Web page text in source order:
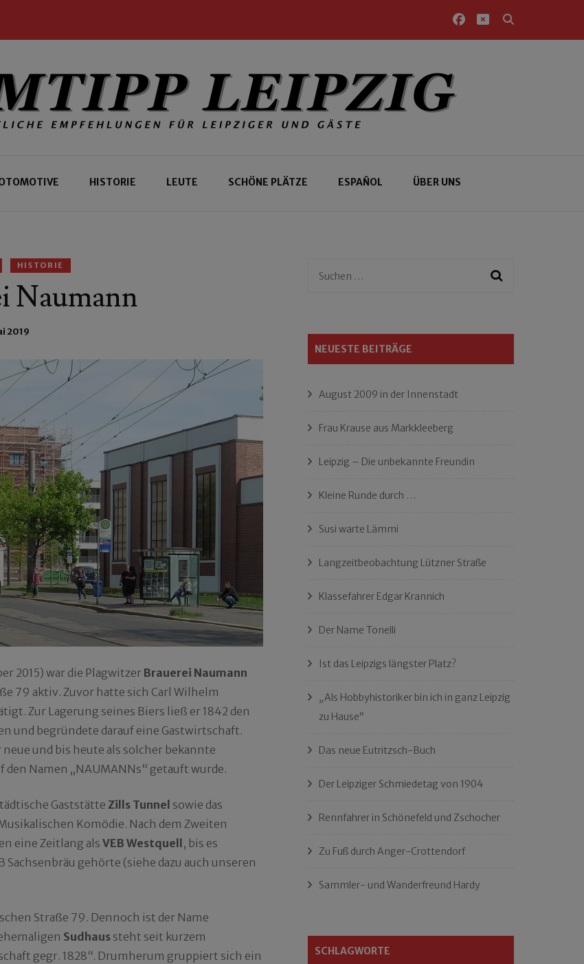
HISTORIE LEUTE SCHÖNE PLÄTZE ESPAÑOL ÜBER UNS
HISTORIE
Naumann
2019
2015) war die Plagwitzer Brauerei Naumann
79 aktiv. Zuvor hatte sich Carl Wilhelm
Zur Lagerung seines Biers ließ er 1842 den
und begründete darauf eine Gastwirtschaft.
und bis heute als solcher bekannte
den Namen „NAUMANNs“ getauft wurde.
Gaststätte Zills Tunnel sowie das
Komödie. Nach dem Zweiten
eine Zeitlang als VEB Westquell , bis es
gehörte (siehe dazu auch unseren
Straße 79. Dennoch ist der Name
Sudhaus steht seit kurzem
gegr. 1828“. Drumherum gruppiert sich ein
Suchen
NEUESTE BEITRÄGE
August 2009 in der Innenstadt
Frau Krause aus Markkleeberg
Leipzig – Die unbekannte Freundin
Kleine Runde durch …
Susi warte Lämmi
Langzeitbeobachtung Lützner Straße
Klassefahrer Edgar Krannich
Der Name Tonelli
Ist das Leipzigs längster Platz?
„Als Hobbyhistoriker bin ich in ganz Leipzig
zu Hause“
Das neue Eutritzsch-Buch
Der Leipziger Schmiedetag von 1904
Rennfahrer in Schönefeld und Zschocher
Zu Fuß durch Anger-Crottendorf
Sammler- und Wanderfreund Hardy
SCHLAGWORTE